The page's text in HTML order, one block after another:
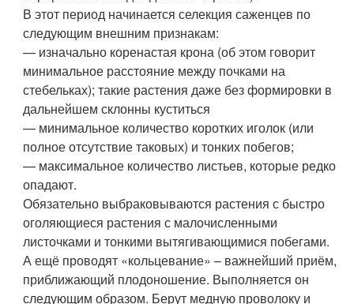
В этот период начинается селекция саженцев по
следующим внешним признакам:
— изначально коренастая крона (об этом говорит
минимальное расстояние между почками на
стебельках); такие растения даже без формировки в
дальнейшем склонны куститься
— минимальное количество коротких иголок (или
полное отсутствие таковых) и тонких побегов;
— максимальное количество листьев, которые редко
опадают.
Обязательно выбраковываются растения с быстро
оголяющиеся растения с малочисленными
листочками и тонкими вытягивающимися побегами.
А ещё проводят «кольцевание» – важнейший приём,
приближающий плодоношение. Выполняется он
следующим образом. Берут медную проволоку и